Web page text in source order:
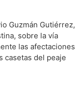
Guzmán Gutiérrez,
sobre la vía
las afectaciones
casetas del peaje